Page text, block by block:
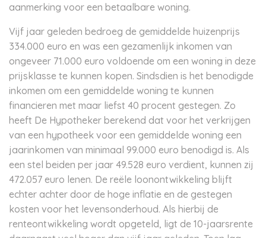
aanmerking voor een betaalbare woning.
Vijf jaar geleden bedroeg de gemiddelde huizenprijs
334.000 euro en was een gezamenlijk inkomen van
ongeveer 71.000 euro voldoende om een woning in deze
prijsklasse te kunnen kopen. Sindsdien is het benodigde
inkomen om een gemiddelde woning te kunnen
financieren met maar liefst 40 procent gestegen. Zo
heeft De Hypotheker berekend dat voor het verkrijgen
van een hypotheek voor een gemiddelde woning een
jaarinkomen van minimaal 99.000 euro benodigd is. Als
een stel beiden per jaar 49.528 euro verdient, kunnen zij
472.057 euro lenen. De reële loonontwikkeling blijft
echter achter door de hoge inflatie en de gestegen
kosten voor het levensonderhoud. Als hierbij de
renteontwikkeling wordt opgeteld, ligt de 10-jaarsrente